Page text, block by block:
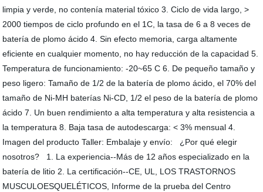
limpia y verde, no contenía material tóxico 3. Ciclo de vida largo, >
2000 tiempos de ciclo profundo en el 1C, la tasa de 6 a 8 veces de
batería de plomo ácido 4. Sin efecto memoria, carga altamente
eficiente en cualquier momento, no hay reducción de la capacidad 5.
Temperatura de funcionamiento: -20~65 C 6. De pequeño tamaño y
peso ligero: Tamaño de 1/2 de la batería de plomo ácido, el 70% del
tamaño de Ni-MH baterías Ni-CD, 1/2 el peso de la batería de plomo
ácido 7. Un buen rendimiento a alta temperatura y alta resistencia a
la temperatura 8. Baja tasa de autodescarga: < 3% mensual 4.
Imagen del producto Taller: Embalaje y envío: ¿Por qué elegir
nosotros? 1. La experiencia--Más de 12 años especializado en la
batería de litio 2. La certificación--CE, UL, LOS TRASTORNOS
MUSCULOESQUELÉTICOS, Informe de la prueba del Centro